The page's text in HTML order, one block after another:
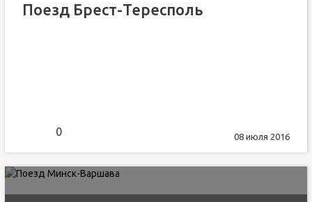
Поезд Брест-Тересполь
0 08 июля 2016